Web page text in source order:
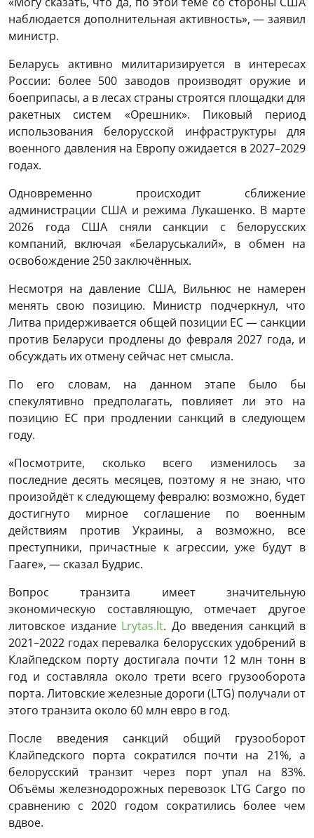
наблюдается дополнительная активность», — заявил
министр.
Беларусь активно милитаризируется в интересах
России: более 500 заводов производят оружие и
боеприпасы, а в лесах страны строятся площадки для
ракетных систем «Орешник». Пиковый период
использования белорусской инфраструктуры для
военного давления на Европу ожидается в 2027–2029
годах.
Одновременно происходит сближение
администрации США и режима Лукашенко. В марте
2026 года США сняли санкции с белорусских
компаний, включая «Беларуськалий», в обмен на
освобождение 250 заключённых.
Несмотря на давление США, Вильнюс не намерен
менять свою позицию. Министр подчеркнул, что
Литва придерживается общей позиции ЕС — санкции
против Беларуси продлены до февраля 2027 года, и
обсуждать их отмену сейчас нет смысла.
По его словам, на данном этапе было бы
спекулятивно предполагать, повлияет ли это на
позицию ЕС при продлении санкций в следующем
году.
«Посмотрите, сколько всего изменилось за
последние десять месяцев, поэтому я не знаю, что
произойдёт к следующему февралю: возможно, будет
достигнуто мирное соглашение по военным
действиям против Украины, а возможно, все
преступники, причастные к агрессии, уже будут в
Гааге», — сказал Будрис.
Вопрос транзита имеет значительную
экономическую составляющую, отмечает другое
литовское издание Lrytas.lt. До введения санкций в
2021–2022 годах перевалка белорусских удобрений в
Клайпедском порту достигала почти 12 млн тонн в
год и составляла около трети всего грузооборота
порта. Литовские железные дороги (LTG) получали от
этого транзита около 60 млн евро в год.
После введения санкций общий грузооборот
Клайпедского порта сократился почти на 21%, а
белорусский транзит через порт упал на 83%.
Объёмы железнодорожных перевозок LTG Cargo по
сравнению с 2020 годом сократились более чем
вдвое.